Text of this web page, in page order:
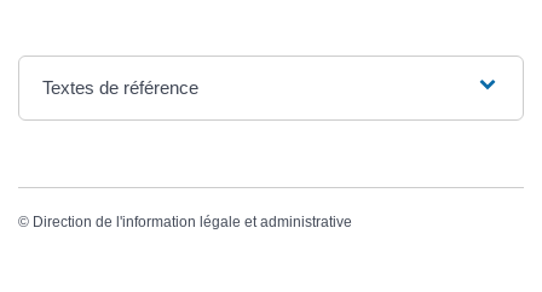
Textes de référence
© Direction de l'information légale et administrative